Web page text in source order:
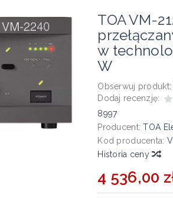
TOA VM-
w
W
Obserwuj produkt:
Dodaj recenzję:
8997
Producent: TOA
Kod producenta:
Historia ceny
4 536,00